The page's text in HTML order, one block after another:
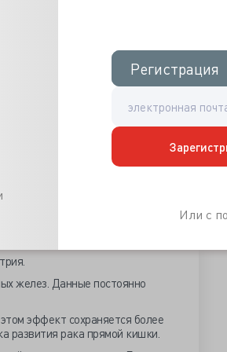
Регистрация
Регистрация
Или с
органов малого таза) на 50-
применения.
желез. Данные постоянно
эффект сохраняется более
развития рака прямой кишки.